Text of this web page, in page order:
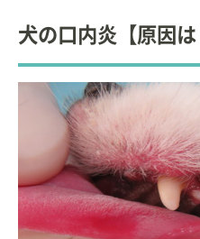
◇ 岩手大学 農学部
2012年）
◇帝京科学大学 生
科非常勤講師（
◇日本大学 生物資
非常勤講師（2013
犬の口内炎【原因は